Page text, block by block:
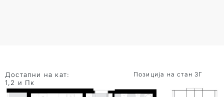
Достапни на кат:
1,2 и Пк
Позиција на стан 3Г